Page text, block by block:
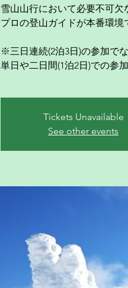
雪山山行において必要不可欠
プロの登山ガイドが本番環境
※三日連続(2泊3日)の参加で
単日や二日間(1泊2日)での参
Tickets Unavailable
See other events